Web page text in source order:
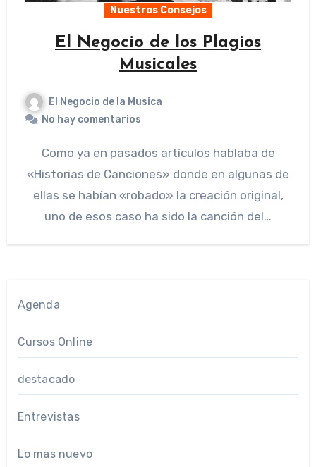
Nuestros Consejos
El Negocio de los Plagios
Musicales
El Negocio de la Musica
No hay comentarios
Como ya en pasados artículos hablaba de
«Historias de Canciones» donde en algunas de
ellas se habían «robado» la creación original,
uno de esos caso ha sido la canción del…
Agenda
Cursos Online
destacado
Entrevistas
Lo mas nuevo